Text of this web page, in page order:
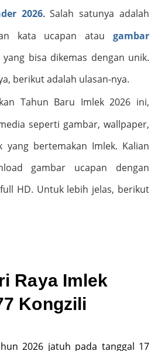
2026.Salah satunya adalah
kata ucapan atau gambar
yang bisa dikemas dengan unik.
berikut adalah ulasan-nya.
Tahun Baru Imlek 2026 ini,
seperti gambar, wallpaper,
yang bertemakan Imlek. Kalian
gambar ucapan dengan
HD. Untuk lebih jelas, berikut
Raya Imlek
Kongzili
2026 jatuh pada tanggal 17